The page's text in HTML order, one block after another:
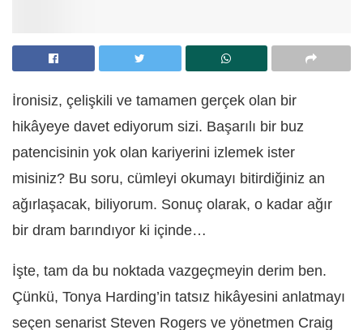
İronisiz, çelişkili ve tamamen gerçek olan bir
hikâyeye davet ediyorum sizi. Başarılı bir buz
patencisinin yok olan kariyerini izlemek ister
misiniz? Bu soru, cümleyi okumayı bitirdiğiniz an
ağırlaşacak, biliyorum. Sonuç olarak, o kadar ağır
bir dram barındıyor ki içinde…
İşte, tam da bu noktada vazgeçmeyin derim ben.
Çünkü, Tonya Harding’in tatsız hikâyesini anlatmayı
seçen senarist Steven Rogers ve yönetmen Craig